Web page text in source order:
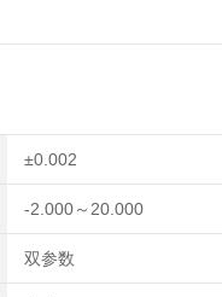
±0.002
-2.000～20.000
双参数